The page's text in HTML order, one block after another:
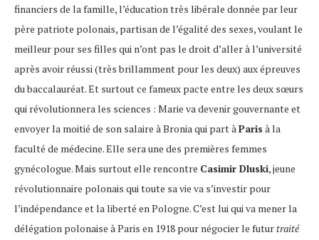
financiers de la famille, l’éducation très libérale donnée par leur
père patriote polonais, partisan de l’égalité des sexes, voulant le
meilleur pour ses filles qui n’ont pas le droit d’aller à l’université
après avoir réussi (très brillamment pour les deux) aux épreuves
du baccalauréat. Et surtout ce fameux pacte entre les deux sœurs
qui révolutionnera les sciences : Marie va devenir gouvernante et
envoyer la moitié de son salaire à Bronia qui part à Paris à la
faculté de médecine. Elle sera une des premières femmes
gynécologue. Mais surtout elle rencontre Casimir Dluski, jeune
révolutionnaire polonais qui toute sa vie va s’investir pour
l’indépendance et la liberté en Pologne. C’est lui qui va mener la
délégation polonaise à Paris en 1918 pour négocier le futurtraité